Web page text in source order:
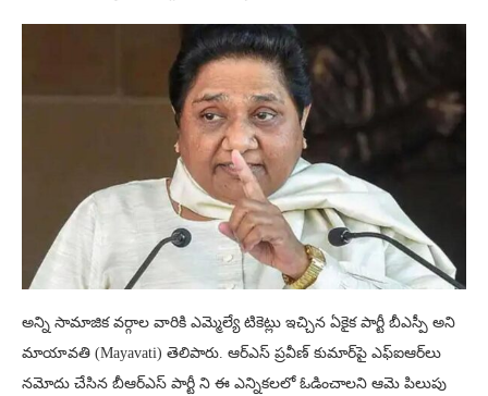
అన్ని సామాజిక వర్గాల వారికి ఎమ్మెల్యే టికెట్లు ఇచ్చిన ఏకైక పార్టీ బీఎస్పీ అని
మాయావతి (Mayavati) తెలిపారు. ఆర్‌ఎస్‌ ప్రవీణ్ కుమార్‌పై ఎఫ్‌ఐఆర్‌లు
నమోదు చేసిన బీఆర్ఎస్ పార్టీ ని ఈ ఎన్నిక‌ల‌లో ఓడించాల‌ని ఆమె పిలుపు